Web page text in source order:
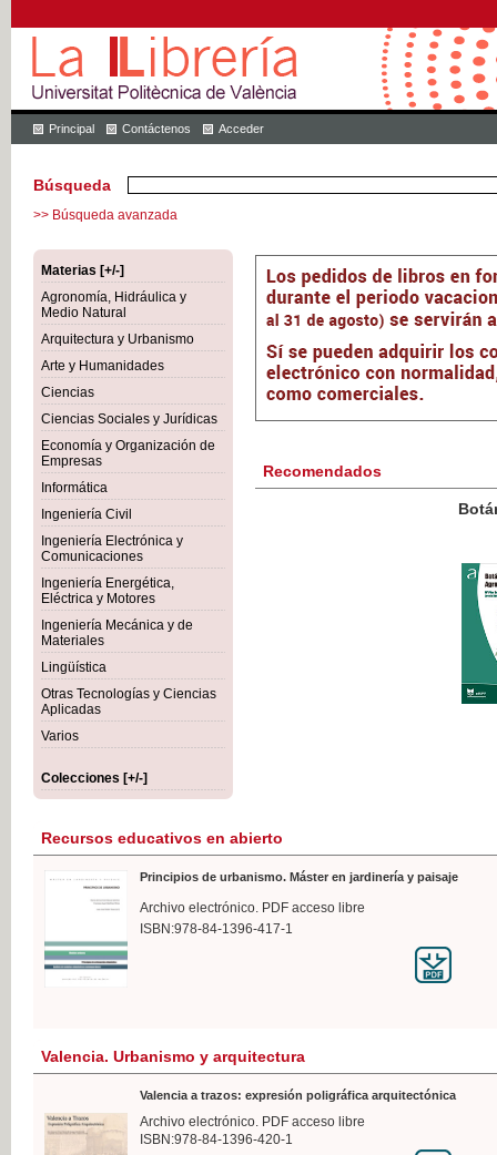
Principal Contáctenos Acceder
Búsqueda
>> Búsqueda avanzada
Materias [+/-]
Agronomía, Hidráulica y
Medio Natural
Arquitectura y Urbanismo
Arte y Humanidades
Ciencias
Ciencias Sociales y Jurídicas
Economía y Organización de
Empresas
Informática
Ingeniería Civil
Ingeniería Electrónica y
Comunicaciones
Ingeniería Energética,
Eléctrica y Motores
Ingeniería Mecánica y de
Materiales
Lingüística
Otras Tecnologías y Ciencias
Aplicadas
Varios
Colecciones [+/-]
Recomendados
IVA
Recursos educativos en abierto
Principios de urbanismo. Máster en jardinería y paisaje
Archivo electrónico. PDF acceso libre
ISBN:978-84-1396-417-1
Valencia. Urbanismo y arquitectura
Valencia a trazos: expresión poligráfica arquitectónica
Archivo electrónico. PDF acceso libre
ISBN:978-84-1396-420-1